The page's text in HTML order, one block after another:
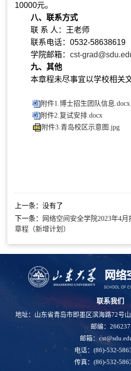
10000元。
八、联系方式
联 系 人：王老师
联系电话： 0532-58638619
学院邮箱： cst-
九、其他
本章程未尽事宜以学校相关
附件1.博士招生团队信息.docx
附件2.复试安排.docx
附件3.青岛校区示意图.jpg
上一条： 没有了
下一条：
网络空间安全学院2023年4
章程（新增计划）
联系我们
地址：山东省青岛市即墨区滨海路72号
邮编：266237
邮箱：
电话：(86)-532-
传真：(86)-532-